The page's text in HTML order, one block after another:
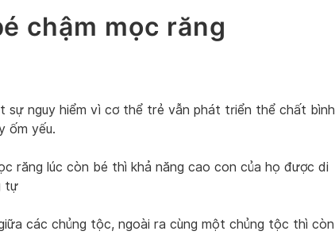
chậm mọc răng
sự nguy hiểm vì cơ thể trẻ vẫn phát triển thể chất bình
ốm yếu.
răng lúc còn bé thì khả năng cao con của họ được di
tự
các chủng tộc, ngoài ra cùng một chủng tộc thì còn